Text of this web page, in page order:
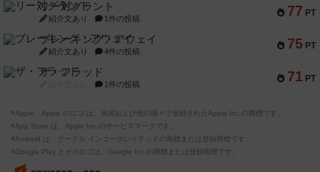
77 PT
リー対グラント
紹介文あり 1件の投稿
75 PT
ブレーキング・アウェイ
紹介文あり 4件の投稿
71 PT
ザ・フラッド
1件の投稿
※Apple、Apple のロゴ は、米国および他の国々で登録されたApple Inc.の商標です。
※App Store は、Apple Inc.のサービスマークです。
※Android は、グーグル インコーポレイテッドの商標または登録商標です。
※Google Play とそのロゴは、Google Inc.の商標または登録商標です。